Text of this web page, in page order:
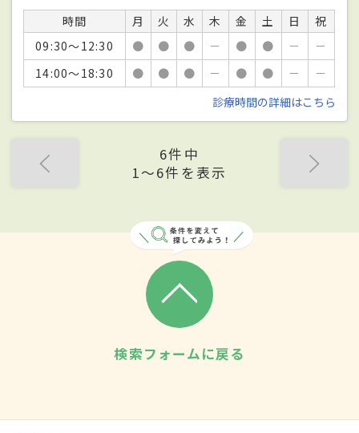
時間 月 火 水 木 金 土 日
祝
09:30～12:30
● ● ● － ● ● －
－
14:00～18:30
● ● ● － ● ● －
－
診療時間の詳細はこちら
6件中
1〜6件を表示
検索フォームに戻る